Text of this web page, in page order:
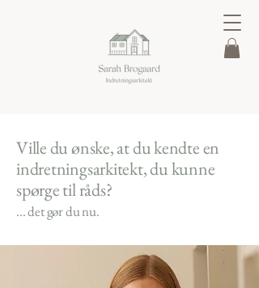
Ville du ønske, at du kendte en
indretningsarkitekt, du kunne
spørge til råds?
... det gør du nu.